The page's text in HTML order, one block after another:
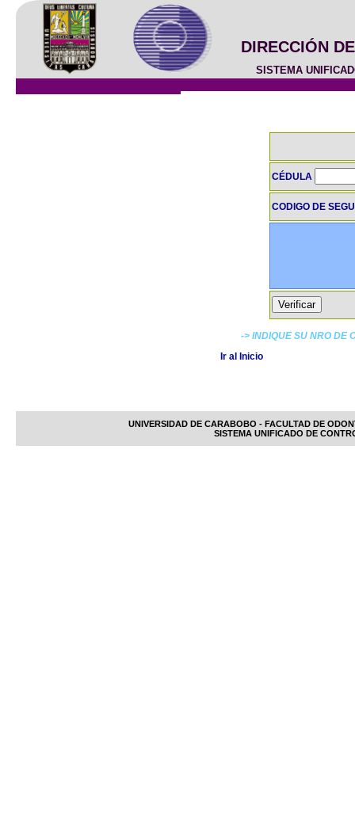
DIRECCIÓN
SISTEMA
CÉDULA
CODIGO DE
-> INDIQUE SU NRO DE
Ir al Inicio
UNIVERSIDAD DE CARABOBO - FACULTAD DE
SISTEMA UNIFICADO DE